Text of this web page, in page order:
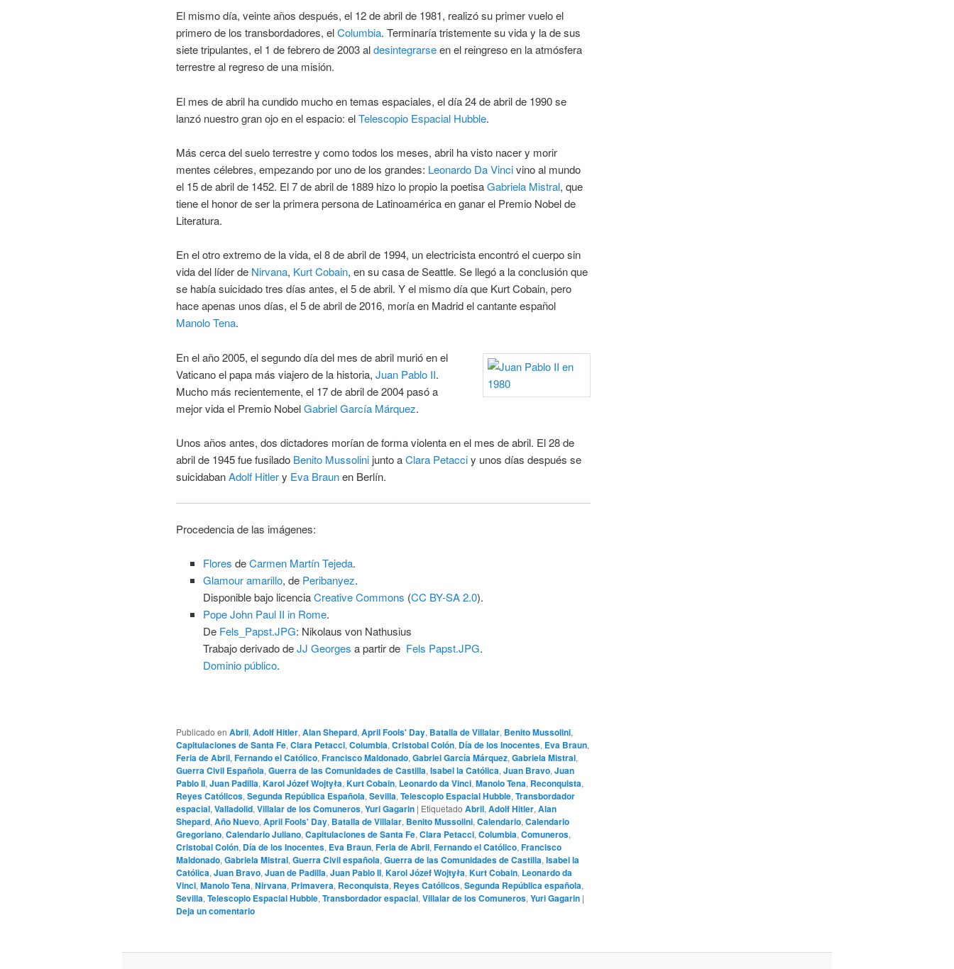
El mismo día, veinte años después, el 12 de abril de 1981, realizó su primer vuelo el
primero de los transbordadores, elColumbia. Terminaría tristemente su vida y la de sus
siete tripulantes, el 1 de febrero de 2003 aldesintegrarseen el reingreso en la atmósfera
terrestre al regreso de una misión.
El mes de abril ha cundido mucho en temas espaciales, el día 24 de abril de 1990 se
lanzó nuestro gran ojo en el espacio: elTelescopio Espacial Hubble.
Más cerca del suelo terrestre y como todos los meses, abril ha visto nacer y morir
mentes célebres, empezando por uno de los grandes: Leonardo Da Vincivino al mundo
el 15 de abril de 1452. El 7 de abril de 1889 hizo lo propio la poetisaGabriela Mistral, que
tiene el honor de ser la primera persona de Latinoamérica en ganar el Premio Nobel de
Literatura.
En el otro extremo de la vida, el 8 de abril de 1994, un electricista encontró el cuerpo sin
vida del líder de Nirvana, Kurt Cobain, en su casa de Seattle. Se llegó a la conclusión que
se había suicidado tres días antes, el 5 de abril. Y el mismo día que Kurt Cobain, pero
hace apenas unos días, el 5 de abril de 2016, moría en Madrid el cantante español
Manolo Tena.
En el año 2005, el segundo día del mes de abril murió en el
Vaticano el papa más viajero de la historia, Juan Pablo II.
Mucho más recientemente, el 17 de abril de 2004 pasó a
mejor vida el Premio NobelGabriel García Márquez.
Unos años antes, dos dictadores morían de forma violenta en el mes de abril. El 28 de
abril de 1945 fue fusilado Benito Mussolini junto aClara Petacciy unos días después se
suicidabanAdolf Hitlery Eva Braunen Berlín.
Procedencia de las imágenes:
Flores deCarmen Martín Tejeda.
Glamour amarillo, de Peribanyez.
Disponible bajo licenciaCreative Commons (CC BY-SA 2.0).
Pope John Paul II in Rome.
De Fels_Papst.JPG: Nikolaus von Nathusius
Trabajo derivado deJJ Georges a partir de Fels Papst.JPG.
Dominio público.
Publicado en Abril, Adolf Hitler, Alan Shepard, April Fools' Day, Batalla de Villalar, Benito Mussolini,
Capitulaciones de Santa Fe, Clara Petacci, Columbia, Cristobal Colón, Día de los Inocentes, Eva Braun,
Feria de Abril, Fernando el Católico, Francisco Maldonado, Gabriel García Márquez, Gabriela Mistral,
Guerra Civil Española, Guerra de las Comunidades de Castilla, Isabel la Católica, Juan Bravo, Juan
Pablo II, Juan Padilla, Karol Józef Wojtyła, Kurt Cobain, Leonardo da Vinci, Manolo Tena, Reconquista,
Reyes Católicos, Segunda República Española, Sevilla, Telescopio Espacial Hubble, Transbordador
espacial, Valladolid, Villalar de los Comuneros, Yuri Gagarin | Etiquetado Abril, Adolf Hitler, Alan
Shepard, Año Nuevo, April Fools' Day, Batalla de Villalar, Benito Mussolini, Calendario, Calendario
Gregoriano, Calendario Juliano, Capitulaciones de Santa Fe, Clara Petacci, Columbia, Comuneros,
Cristobal Colón, Día de los Inocentes, Eva Braun, Feria de Abril, Fernando el Católico, Francisco
Maldonado, Gabriela Mistral, Guerra Civil española, Guerra de las Comunidades de Castilla, Isabel la
Católica, Juan Bravo, Juan de Padilla, Juan Pablo II, Karol Józef Wojtyła, Kurt Cobain, Leonardo da
Vinci, Manolo Tena, Nirvana, Primavera, Reconquista, Reyes Católicos, Segunda República española,
Sevilla, Telescopio Espacial Hubble, Transbordador espacial, Villalar de los Comuneros, Yuri Gagarin |
Deja un comentario